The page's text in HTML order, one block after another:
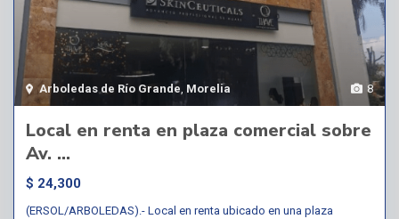
8
Arboledas de Río Grande, Morelia
Local en renta en plaza comercial sobre
Av. ...
$ 24,300
(ERSOL/ARBOLEDAS).- Local en renta ubicado en una plaza